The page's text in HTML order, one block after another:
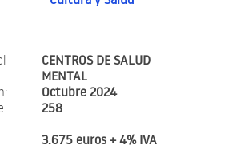
CENTROS DE SALUD
MENTAL
Octubre 2024
258
3.675 euros + 4% IVA